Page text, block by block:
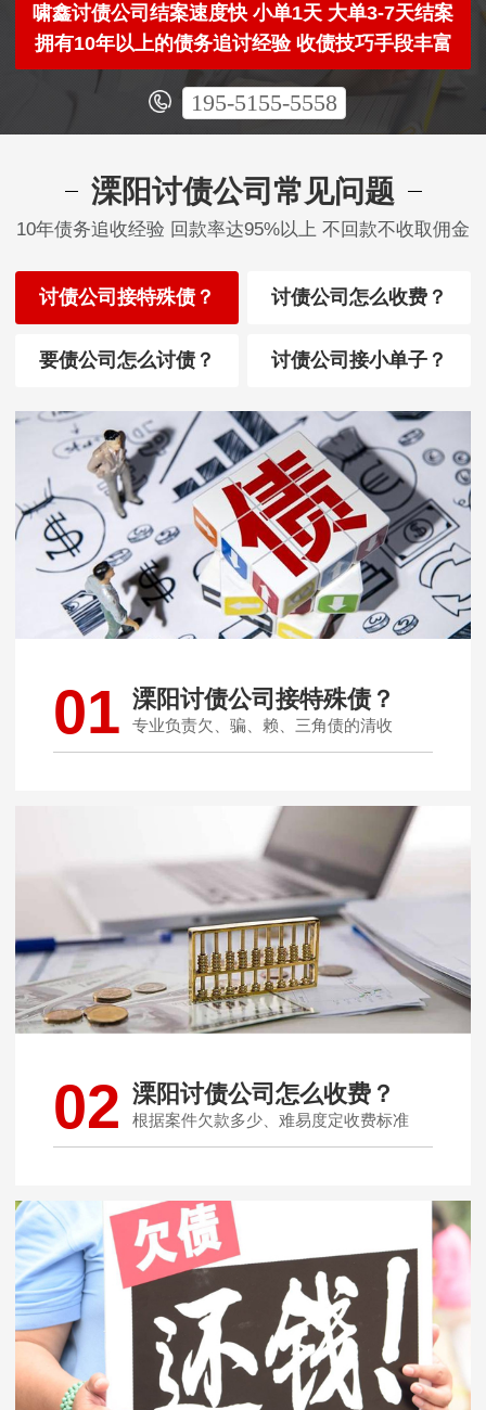
啸鑫讨债公司结案速度快 小单1天 大单3-7天结案
拥有10年以上的债务追讨经验 收债技巧手段丰富
195-5155-5558
溧阳讨债公司常见问题
10年债务追收经验 回款率达95%以上 不回款不收取佣金
讨债公司接特殊债？ 讨债公司怎么收费？
要债公司怎么讨债？ 讨债公司接小单子？
01 溧阳讨债公司接特殊债？
专业负责欠、骗、赖、三角债的清收
02 溧阳讨债公司怎么收费？
根据案件欠款多少、难易度定收费标准